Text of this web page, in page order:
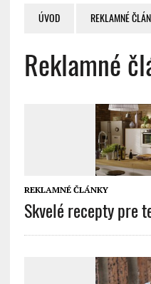
ÚVOD REKLAMNÉ
Reklamné
REKLAMNÉ ČLÁNKY
Skvelé recepty pre